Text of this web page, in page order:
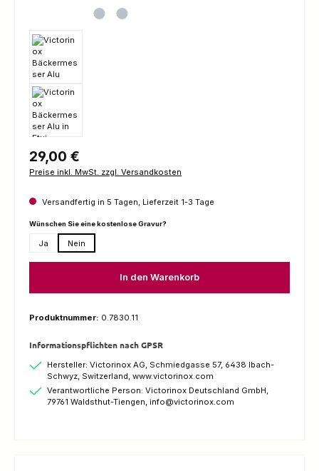
Regulärer Preis:
29,00 €
Preise inkl. MwSt. zzgl. Versandkosten
Versandfertig in 5 Tagen, Lieferzeit 1-3 Tage
Wünschen Sie eine kostenlose Gravur?auswählen
Ja Nein
In den Warenkorb
Produktnummer: 0.7830.11
Informationspflichten nach GPSR
Hersteller: Victorinox AG, Schmiedgasse 57, 6438 Ibach-
Schwyz, Switzerland, www.victorinox.com
Verantwortliche Person: Victorinox Deutschland GmbH,
79761 Waldsthut-Tiengen, info@victorinox.com